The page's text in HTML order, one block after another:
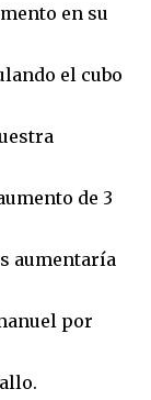
en su
el cubo
de 3
aumentaría
por